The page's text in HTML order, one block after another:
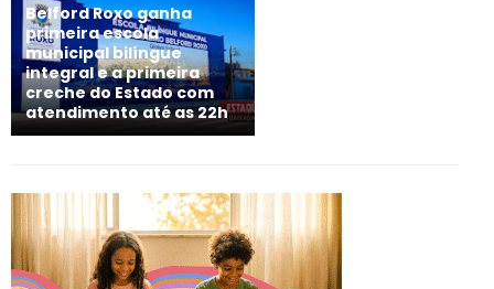
Belford Roxo ganha
primeira escola
municipal bilíngue
integral e a primeira
creche do Estado com
atendimento até as 22h